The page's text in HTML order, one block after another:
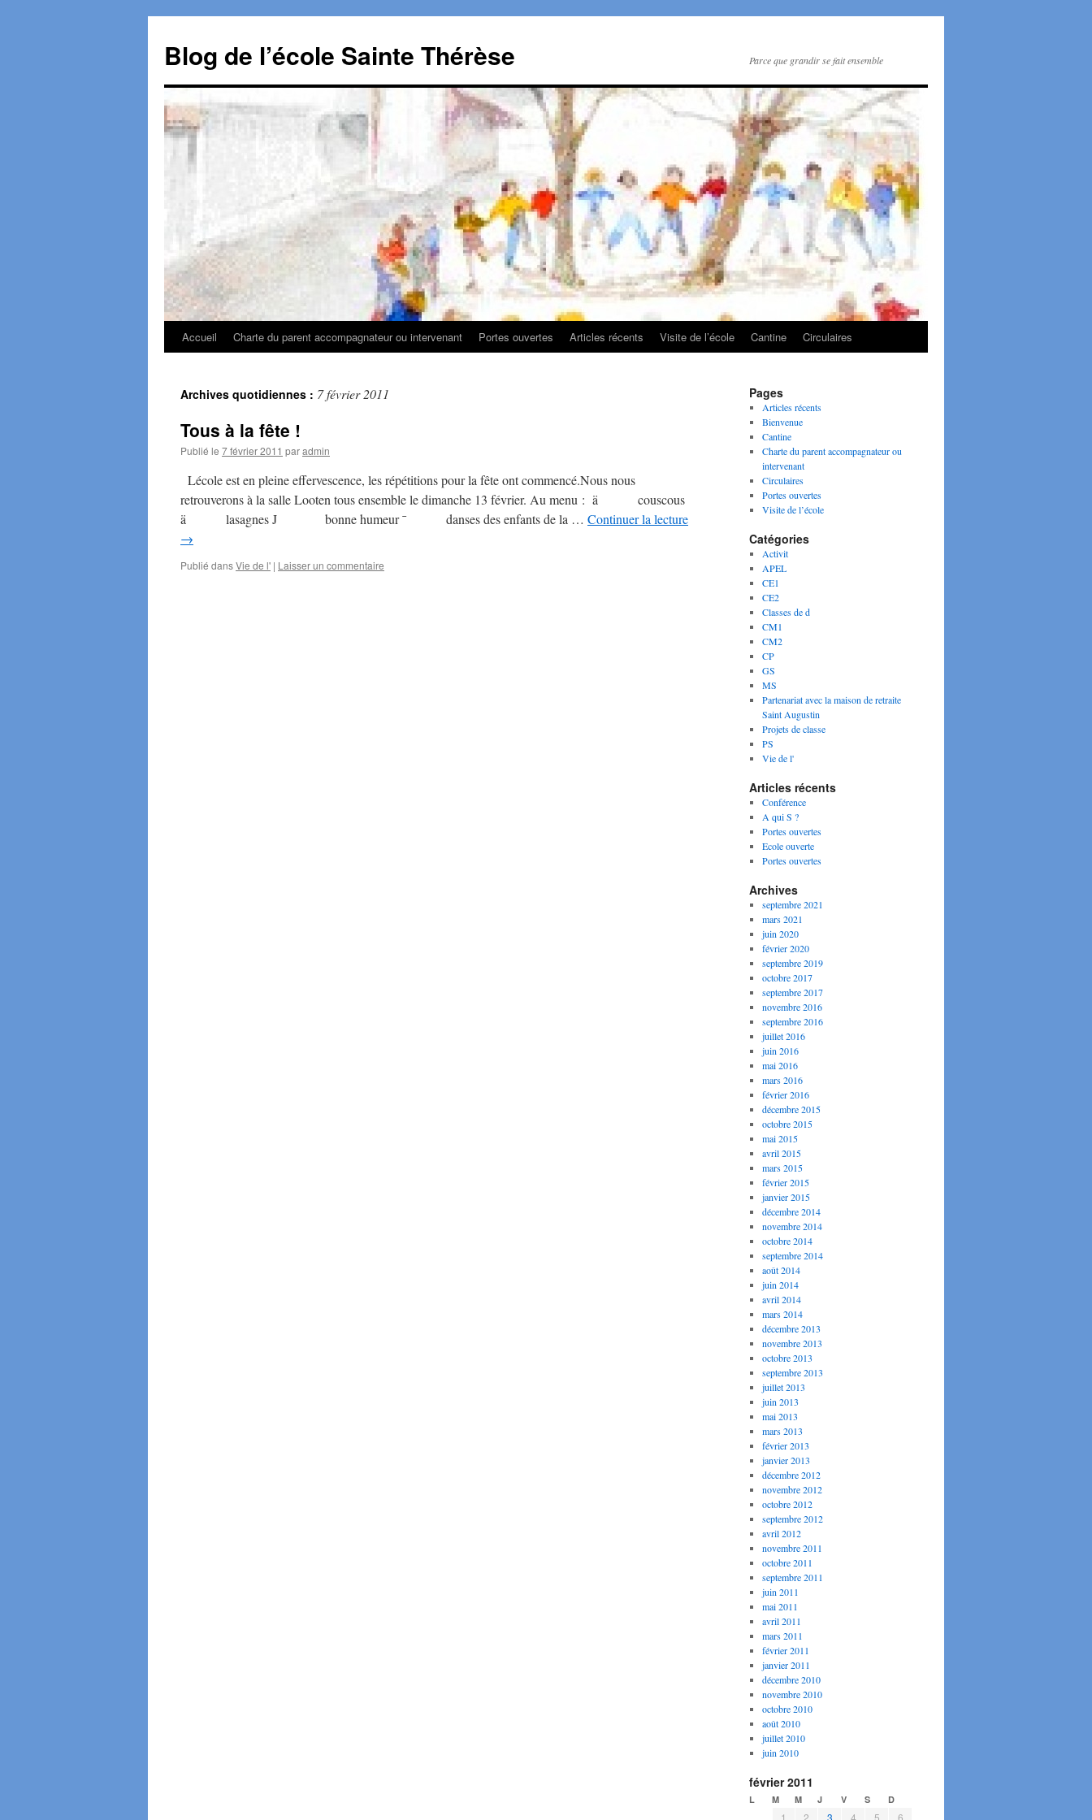
contenu
Blog de l’école Sainte Thérèse Parce que grandir se fait ensemble
Accueil Charte du parent accompagnateur ou intervenant Portes ouvertes Articles récents Visite de l’école Cantine Circulaires
Archives quotidiennes : 7 février 2011
Tous à la fête !
Publié le 7 février 2011 paradmin
Lécole est en pleine effervescence, les répétitions pour la fête ont commencé.Nous nous
retrouverons à la salle Looten tous ensemble le dimanche 13 février. Au menu : ä couscous
ä lasagnes J bonne humeur ¯ danses des enfants de la … Continuer la lecture
→
Publié dansVie de l' | Laisser un commentaire
Pages
Articles récents
Bienvenue
Cantine
Charte du parent accompagnateur ou
intervenant
Circulaires
Portes ouvertes
Visite de l’école
Catégories
Activit
APEL
CE1
CE2
Classes de d
CM1
CM2
CP
GS
MS
Partenariat avec la maison de retraite
Saint Augustin
Projets de classe
PS
Vie de l'
Articles récents
Conférence
A qui S ?
Portes ouvertes
Ecole ouverte
Portes ouvertes
Archives
septembre 2021
mars 2021
juin 2020
février 2020
septembre 2019
octobre 2017
septembre 2017
novembre 2016
septembre 2016
juillet 2016
juin 2016
mai 2016
mars 2016
février 2016
décembre 2015
octobre 2015
mai 2015
avril 2015
mars 2015
février 2015
janvier 2015
décembre 2014
novembre 2014
octobre 2014
septembre 2014
août 2014
juin 2014
avril 2014
mars 2014
décembre 2013
novembre 2013
octobre 2013
septembre 2013
juillet 2013
juin 2013
mai 2013
mars 2013
février 2013
janvier 2013
décembre 2012
novembre 2012
octobre 2012
septembre 2012
avril 2012
novembre 2011
octobre 2011
septembre 2011
juin 2011
mai 2011
avril 2011
mars 2011
février 2011
janvier 2011
décembre 2010
novembre 2010
octobre 2010
août 2010
juillet 2010
juin 2010
février 2011
L M M J V S D
1 2 3 4 5 6